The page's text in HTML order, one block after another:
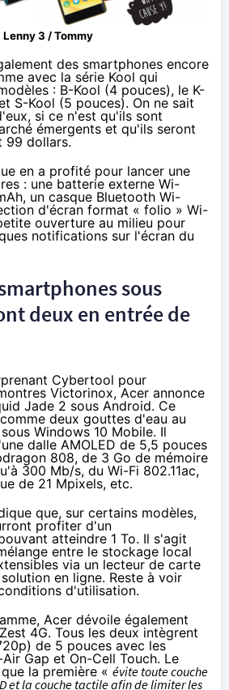
Lenny 3 / Tommy
des smartphones encore
avec la série Kool qui
: B-Kool (4 pouces), le K-
S-Kool (5 pouces). On ne sait
si ce n'est qu'ils sont
émergents et qu'ils seront
99 dollars.
en a profité pour lancer une
: une batterie externe Wi-
un casque Bluetooth Wi-
d'écran format « folio » Wi-
ouverture au milieu pour
notifications sur l'écran du
sous
deux en entrée de
Cybertool pour
Victorinox, Acer annonce
Jade 2 sous Android. Ce
deux gouttes d'eau au
Windows 10 Mobile. Il
dalle AMOLED de 5,5 pouces
808, de 3 Go de mémoire
300 Mb/s, du Wi-Fi 802.11ac,
de 21 Mpixels, etc.
que, sur certains modèles,
profiter d'un
atteindre 1 To. Il s'agit
entre le stockage local
via un lecteur de carte
en ligne. Reste à voir
d'utilisation.
Acer dévoile également
4G. Tous les deux intègrent
de 5 pouces avec les
Gap et On-Cell Touch. Le
la première « évite toute couche
et la couche tactile afin de limiter les